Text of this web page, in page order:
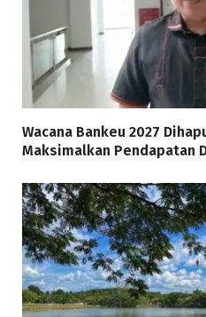
Wacana Bankeu 2027
Maksimalkan Pendapatan